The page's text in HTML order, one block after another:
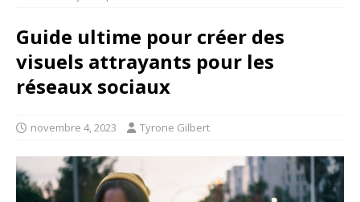
Guide ultime pour créer des
visuels attrayants pour les
réseaux sociaux
novembre 4, 2023 Tyrone Gilbert